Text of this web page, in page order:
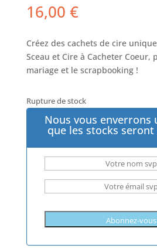
16,00 €
Créez des cachets de cire
Sceau et Cire à Cacheter Coeur,
mariage et le scrapbooking !
Rupture de stock
Nous vous enverrons
que les stocks